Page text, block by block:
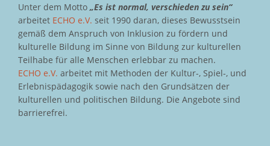
Unter dem Motto „Es ist normal, verschieden zu sein“
arbeitet ECHO e.V. seit 1990 daran, dieses Bewusstsein
gemäß dem Anspruch von Inklusion zu fördern und
kulturelle Bildung im Sinne von Bildung zur kulturellen
Teilhabe für alle Menschen erlebbar zu machen.
ECHO e.V. arbeitet mit Methoden der Kultur-, Spiel-, und
Erlebnispädagogik sowie nach den Grundsätzen der
kulturellen und politischen Bildung. Die Angebote sind
barrierefrei.